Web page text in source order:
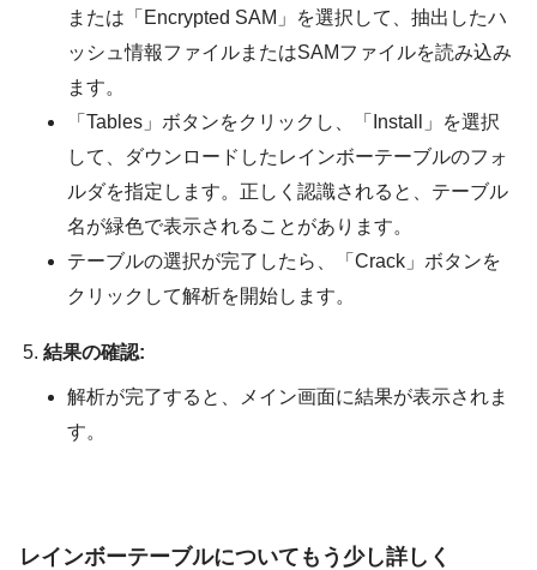
または「Encrypted SAM」を選択して、抽出したハ
ッシュ情報ファイルまたはSAMファイルを読み込み
ます。
「Tables」ボタンをクリックし、「Install」を選択
して、ダウンロードしたレインボーテーブルのフォ
ルダを指定します。正しく認識されると、テーブル
名が緑色で表示されることがあります。
テーブルの選択が完了したら、「Crack」ボタンを
クリックして解析を開始します。
結果の確認:
解析が完了すると、メイン画面に結果が表示されま
す。
レインボーテーブルについてもう少し詳しく